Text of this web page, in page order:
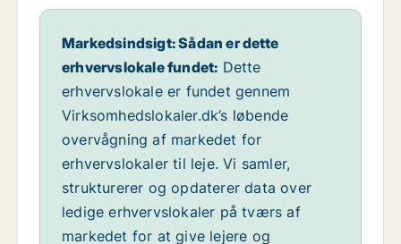
Markedsindsigt: Sådan er dette
erhvervslokale fundet: Dette
erhvervslokale er fundet gennem
Virksomhedslokaler.dk’s løbende
overvågning af markedet for
erhvervslokaler til leje. Vi samler,
strukturerer og opdaterer data over
ledige erhvervslokaler på tværs af
markedet for at give lejere og